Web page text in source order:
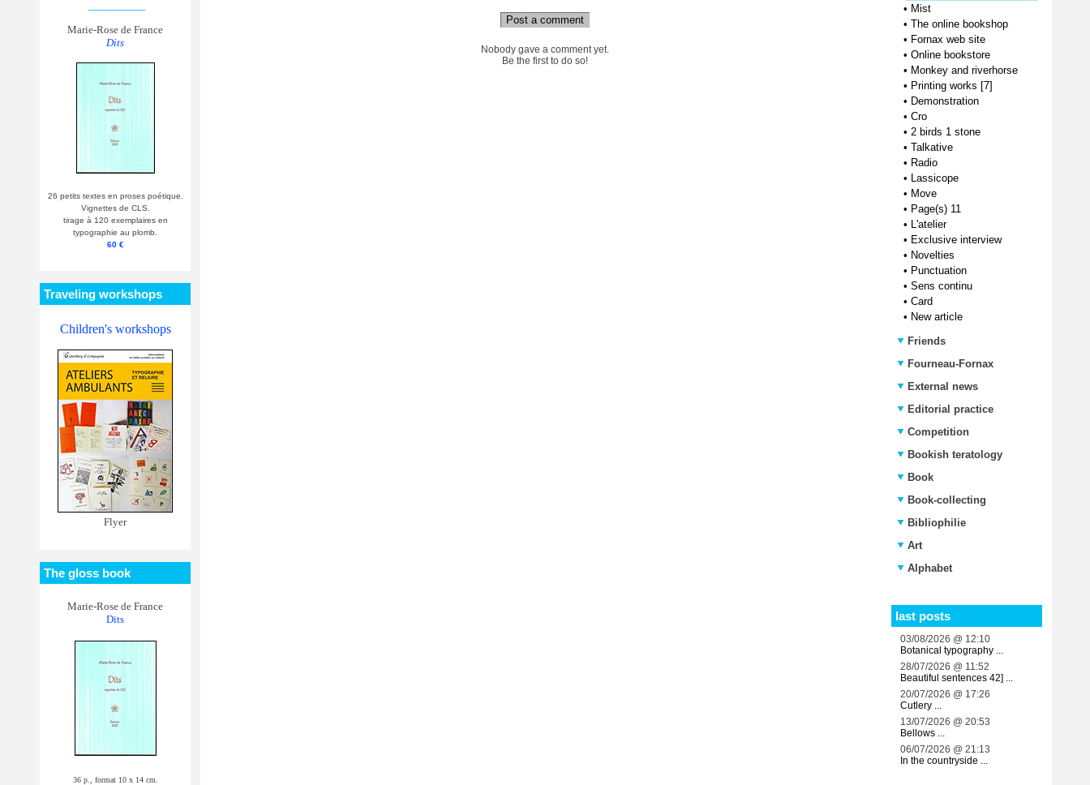
Marie-Rose de France
Dits
26 petits textes en proses poétique.
Vignettes de CLS.
tirage à 120 exemplaires en
typographie au plomb.
60 €
Traveling workshops
Children's workshops
Flyer
The gloss book
Marie-Rose de France
Dits
36 p., format 10 x 14 cm.
Post a comment
Nobody gave a comment yet.
Be the first to do so!
• Mist
• The online bookshop
• Fornax web site
• Online bookstore
• Monkey and riverhorse
• Printing works [7]
• Demonstration
• Cro
• 2 birds 1 stone
• Talkative
• Radio
• Lassicope
• Move
• Page(s) 11
• L'atelier
• Exclusive interview
• Novelties
• Punctuation
• Sens continu
• Card
• New article
Friends
Fourneau-Fornax
External news
Editorial practice
Competition
Bookish teratology
Book
Book-collecting
Bibliophilie
Art
Alphabet
last posts
03/08/2026 @ 12:10
Botanical typography ...
28/07/2026 @ 11:52
Beautiful sentences 42] ...
20/07/2026 @ 17:26
Cutlery ...
13/07/2026 @ 20:53
Bellows ...
06/07/2026 @ 21:13
In the countryside ...